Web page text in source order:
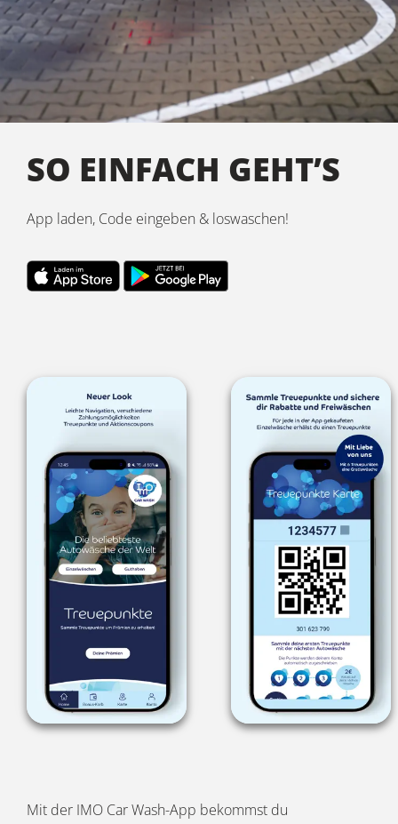
SO EINFACH GEHT’S
App laden, Code eingeben & loswaschen!
Mit der IMO Car Wash-App bekommst du